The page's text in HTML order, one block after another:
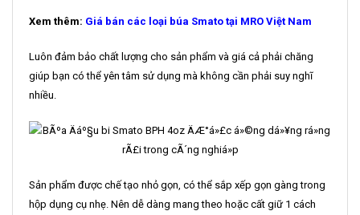
Xem thêm: Giá bán các loại búa Smato tại MRO Việt Nam
Luôn đảm bảo chất lượng cho sản phẩm và giá cả phải chăng
giúp bạn có thể yên tâm sử dụng mà không cần phải suy nghĩ
nhiều.
Sản phẩm được chế tạo nhỏ gọn, có thể sắp xếp gọn gàng trong
hộp dụng cụ nhẹ. Nên dễ dàng mang theo hoặc cất giữ 1 cách